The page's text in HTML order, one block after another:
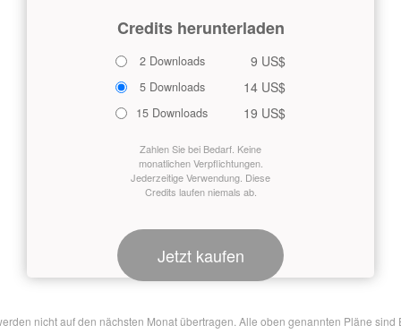
Credits herunterladen
2 Downloads 9 US$
5 Downloads 14 US$
15 Downloads 19 US$
Zahlen Sie bei Bedarf. Keine
monatlichen Verpflichtungen.
Jederzeitige Verwendung. Diese
Credits laufen niemals ab.
Jetzt kaufen
nicht auf den nächsten Monat übertragen. Alle oben genannten Pläne